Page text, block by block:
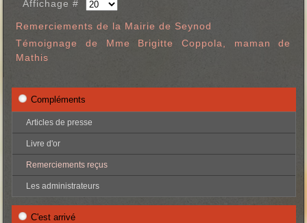
Affichage #
Remerciements de la Mairie de Seynod
Témoignage de Mme Brigitte Coppola, maman de
Mathis
Compléments
Articles de presse
Livre d'or
Remerciements reçus
Les administrateurs
C'est arrivé